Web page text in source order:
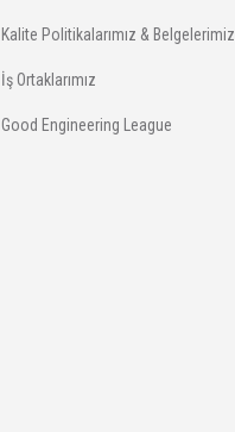
Kalite Politikalarımız & Belgelerimiz
İş Ortaklarımız
Good Engineering League